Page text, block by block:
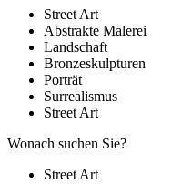
Street Art
Abstrakte Malerei
Landschaft
Bronzeskulpturen
Porträt
Surrealismus
Street Art
Wonach suchen Sie?
Street Art